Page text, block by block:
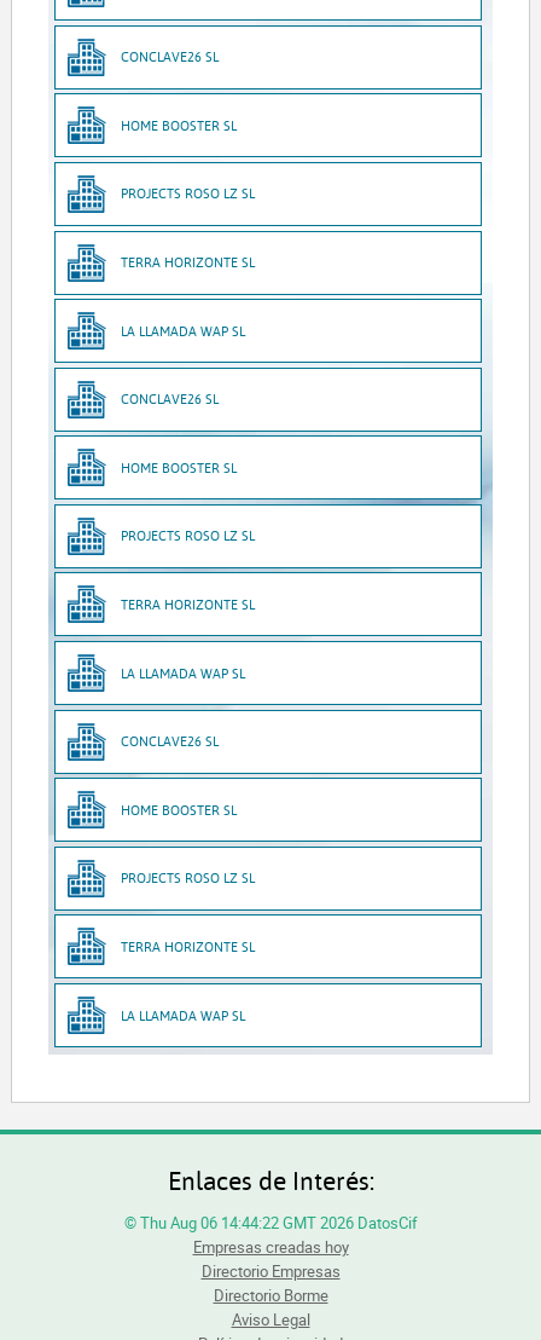
CONCLAVE26 SL
HOME BOOSTER SL
PROJECTS ROSO LZ SL
TERRA HORIZONTE SL
LA LLAMADA WAP SL
CONCLAVE26 SL
HOME BOOSTER SL
PROJECTS ROSO LZ SL
TERRA HORIZONTE SL
LA LLAMADA WAP SL
CONCLAVE26 SL
HOME BOOSTER SL
PROJECTS ROSO LZ SL
TERRA HORIZONTE SL
LA LLAMADA WAP SL
Enlaces de Interés:
© Thu Aug 06 14:44:22 GMT 2026 DatosCif
Empresas creadas hoy
Directorio Empresas
Directorio Borme
Aviso Legal